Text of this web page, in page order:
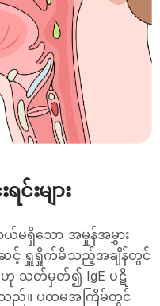
င်းများ
မရှိသော အမှုန်အမွှား
တစ်ဆင့် ရှူရှိုက်မိသည့်အချိန်တွင်
ဟု သတ်မှတ်၍ IgE ပဋိ
သည်။ ပထမအကြိမ်တွင်